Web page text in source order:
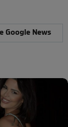
Google News